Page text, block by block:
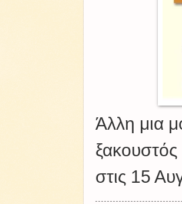
Άλλη μια
ξακουστός
στις 15